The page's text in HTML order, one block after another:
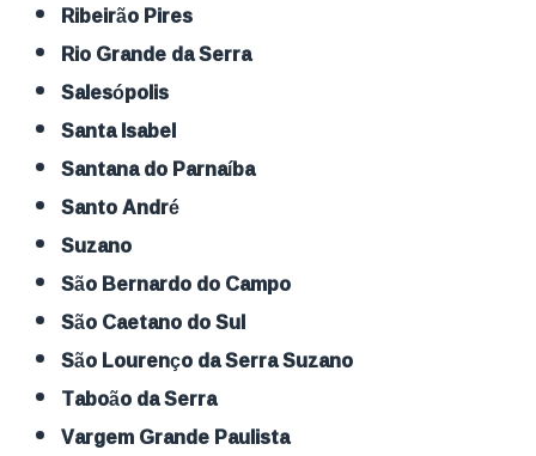
Ribeirão Pires
Rio Grande da Serra
Salesópolis
Santa Isabel
Santana do Parnaíba
Santo André
Suzano
São Bernardo do Campo
São Caetano do Sul
São Lourenço da Serra Suzano
Taboão da Serra
Vargem Grande Paulista